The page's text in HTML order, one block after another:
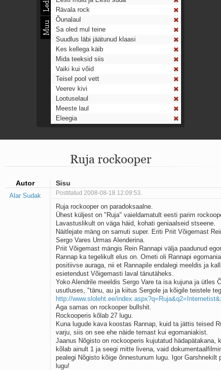
Rävala rock
Õunalaul
Sa oled mul teine
Suudlus läbi jäätunud klaasi
Kes kellega käib
Mida teeksid siis
Vaiki kui võid
Teisel pool vett
Veerev kivi
Lootuselaul
Meeste laul
Eleegia
Ahtumine
Mu isamaa on minu arm
Ma mustas öös näen...
Aeg
Oota mind
Ih-ih-hii ja ah-ah-haa
Päikeselapsed
Laul võimalusest
Luigelaul
Nii vaikseks kõik on jäänud
Mis saab sellest loomusevalust
Ei mullast
Avanemine
Üleminek
Laul teost
Põhi, lõuna, ida, lääs
Elupõline kaja
Omaette
Perekondlik
Kassimäng
Läänemere lained
Üle müüri
Ruja rockooper
Autor Sisu
Alar Sudak Postitatud 2008-08-18 12:09:53.
Ruja rockooper on paradoksaalne.
Ühest küljest on "Ruja" vaieldamatult eesti parim
Lavastuslikult on väga häid, kohati geniaalseid stseene.
Näitlejate mäng on samuti super. Eriti Priit Võigemast
Sergo Vares Urmas Alenderina.
Priit Võigemast mängis Rein Rannapi välja paadunud
Rannap ka tegelikult elus on. Ometi oli Rannapi
positiivse auraga, nii et Rannapile endalegi meeldis ja
esietendust Võigemasti laval tänutäheks.
Yoko Alendrile meeldis Sergo Vare ta isa kujuna ja ütles
usutluses, "tänu, au ja kiitus Sergole ja kõigile teistele
http://www.sloleht.ee/
Aga samas on rockooper bullshit.
Rockooperis kõlab 27 lugu.
Kuna lugude kava koostas Rannap, kuid ta jättis teised
varju, siis on see ehe näide temast kui egomaniakist.
Jaanus Nõgisto on rockooperis kujutatud hädapätakana,
kõlab ainult 1 ja seegi mitte livena, vaid
pealegi Nõgisto kõige õnnestunum lugu. Igor Garshnekilt
lugu!